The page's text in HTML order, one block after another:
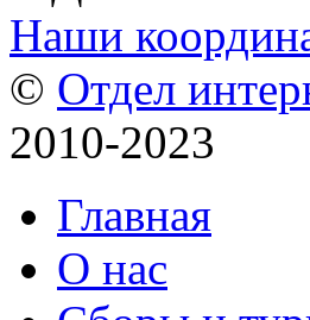
Наши
© Отдел
2010-2023
Главная
О нас